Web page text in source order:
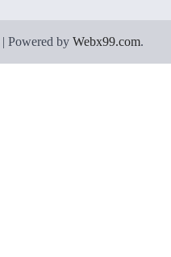
| Powered by Webx99.com.